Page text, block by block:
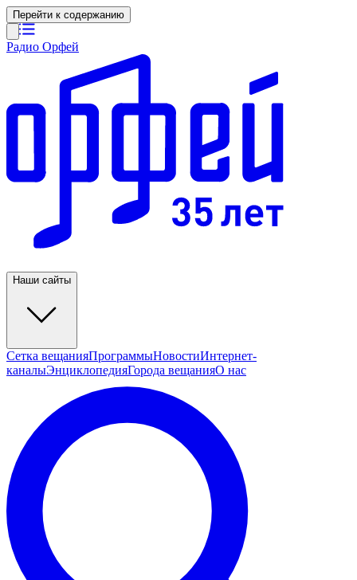
Перейти к содержанию
Радио Орфей
Наши сайты
Сетка вещанияПрограммыНовостиИнтернет-
каналыЭнциклопедияГорода вещанияО нас